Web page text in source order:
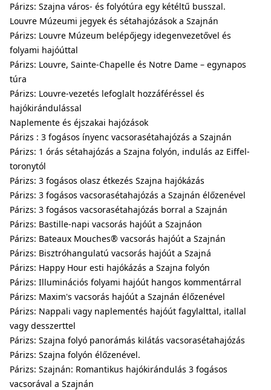
Párizs: Szajna város- és folyótúra egy kétéltű busszal.
Louvre Múzeumi jegyek és sétahajózások a Szajnán
Párizs: Louvre Múzeum belépőjegy idegenvezetővel és
folyami hajóúttal
Párizs: Louvre, Sainte-Chapelle és Notre Dame – egynapos
túra
Párizs: Louvre-vezetés lefoglalt hozzáféréssel és
hajókirándulással
Naplemente és éjszakai hajózások
Párizs : 3 fogásos ínyenc vacsorasétahajózás a Szajnán
Párizs: 1 órás sétahajózás a Szajna folyón, indulás az Eiffel-
toronytól
Párizs: 3 fogásos olasz étkezés Szajna hajókázás
Párizs: 3 fogásos vacsorasétahajózás a Szajnán élőzenével
Párizs: 3 fogásos vacsorasétahajózás borral a Szajnán
Párizs: Bastille-napi vacsorás hajóút a Szajnáon
Párizs: Bateaux Mouches® vacsorás hajóút a Szajnán
Párizs: Bisztróhangulatú vacsorás hajóút a Szajná
Párizs: Happy Hour esti hajókázás a Szajna folyón
Párizs: Illuminációs folyami hajóút hangos kommentárral
Párizs: Maxim's vacsorás hajóút a Szajnán élőzenével
Párizs: Nappali vagy naplementés hajóút fagylalttal, itallal
vagy desszerttel
Párizs: Szajna folyó panorámás kilátás vacsorasétahajózás
Párizs: Szajna folyón élőzenével.
Párizs: Szajnán: Romantikus hajókirándulás 3 fogásos
vacsorával a Szajnán